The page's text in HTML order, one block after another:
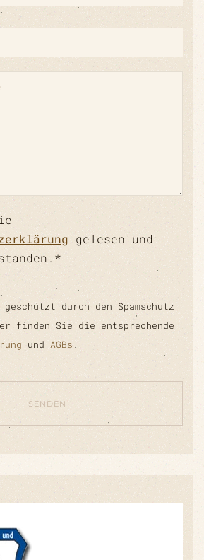
gelesen und
durch den Spamschutz
finden Sie die entsprechende
und AGBs.
SENDEN